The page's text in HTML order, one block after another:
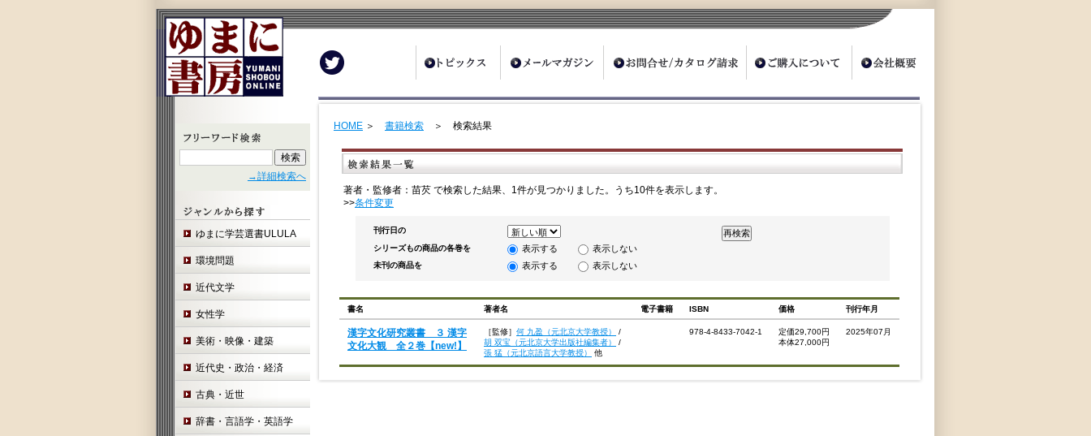
→詳細検索へ
ゆまに学芸選書ULULA
環境問題
近代文学
女性学
美術・映像・建築
近代史・政治・経済
古典・近世
辞書・言語学・英語学
HOME ＞ 書籍検索 ＞ 検索結果
著者・監修者：苗芡 で検索した結果、1件が見つかりました。うち10件を表示します。
>>条件変更
刊行日の
シリーズもの商品の各巻を
表示する 表示しない
未刊の商品を 表示する 表示しない
書名 著者名 電子書籍 ISBN 価格 刊行年月
漢字文化研究叢書 ３ 漢字
文化大観 全２巻【new!】
［監修］ 何 九盈（元北京大学教授）
/
胡 双宝（元北京大学出版社編集者）
/
張 猛（元北京語言大学教授）
他
978-4-8433-7042-1
定価29,700円
本体27,000円
2025年07月